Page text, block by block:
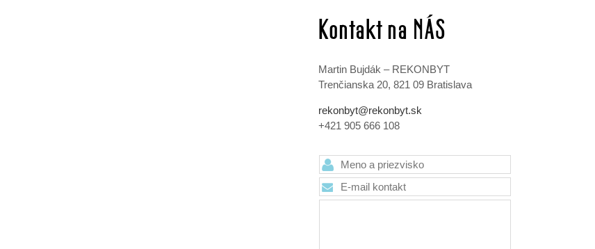
Kontakt na NÁS
Martin Bujdák – REKONBYT
Trenčianska 20, 821 09 Bratislava
rekonbyt@rekonbyt.sk
+421 905 666 108